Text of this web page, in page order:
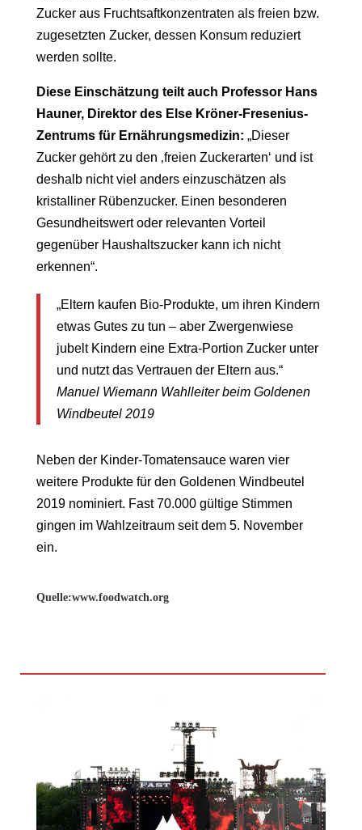
Zucker aus Fruchtsaftkonzentraten als freien bzw.
zugesetzten Zucker, dessen Konsum reduziert
werden sollte.
Diese Einschätzung teilt auch Professor Hans
Hauner, Direktor des Else Kröner-Fresenius-
Zentrums für Ernährungsmedizin: „Dieser
Zucker gehört zu den ‚freien Zuckerarten‘ und ist
deshalb nicht viel anders einzuschätzen als
kristalliner Rübenzucker. Einen besonderen
Gesundheitswert oder relevanten Vorteil
gegenüber Haushaltszucker kann ich nicht
erkennen“.
„Eltern kaufen Bio-Produkte, um ihren Kindern
etwas Gutes zu tun – aber Zwergenwiese
jubelt Kindern eine Extra-Portion Zucker unter
und nutzt das Vertrauen der Eltern aus.“
Manuel Wiemann Wahlleiter beim Goldenen
Windbeutel 2019
Neben der Kinder-Tomatensauce waren vier
weitere Produkte für den Goldenen Windbeutel
2019 nominiert. Fast 70.000 gültige Stimmen
gingen im Wahlzeitraum seit dem 5. November
ein.
Quelle:www.foodwatch.org